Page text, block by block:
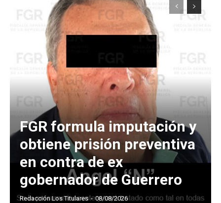
FGR formula imputación y
obtiene prisión preventiva
en contra de ex
gobernador de Guerrero
Redacción Los Titulares - 08/08/2026